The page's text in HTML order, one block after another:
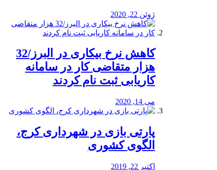
ژوئن 22, 2020
کاهش نرخ بیکاری در البرز/32
هزار متقاضی کار در سامانه
کاریابی ثبت نام کردند
می 14, 2020
پارتی بازی در شهرداری کرج،
الگوی کشوری
اکتبر 22, 2019